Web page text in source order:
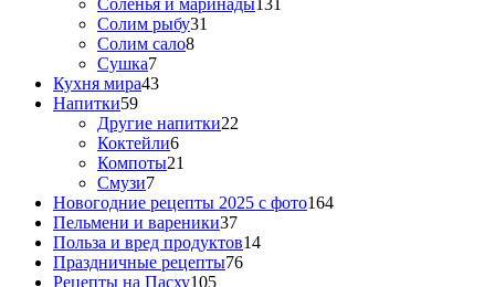
Соленья и маринады131
Солим рыбу31
Солим сало8
Сушка7
Кухня мира43
Напитки59
Другие напитки22
Коктейли6
Компоты21
Смузи7
Новогодние рецепты 2025 с фото164
Пельмени и вареники37
Польза и вред продуктов14
Праздничные рецепты76
Рецепты на Пасху105